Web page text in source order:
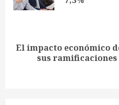
Next
El impacto económico
sus ramificaciones